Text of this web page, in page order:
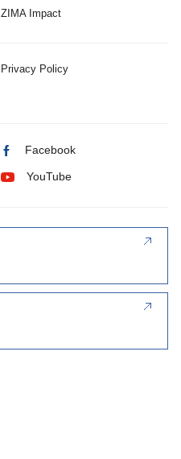
ZIMA Impact
Privacy Policy
Facebook
YouTube